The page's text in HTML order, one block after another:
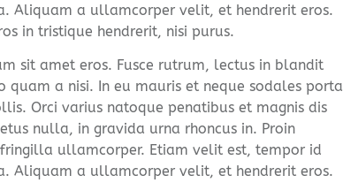
Aliquam a ullamcorper velit, et hendrerit eros.
in tristique hendrerit, nisi purus.
sit amet eros. Fusce rutrum, lectus in blandit
a nisi. In eu mauris et neque sodales porta
Orci varius natoque penatibus et magnis dis
nulla, in gravida urna rhoncus in. Proin
ullamcorper. Etiam velit est, tempor id
Aliquam a ullamcorper velit, et hendrerit eros.